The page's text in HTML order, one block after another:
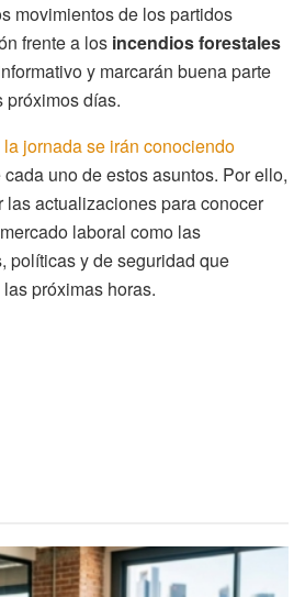
movimientos de los partidos
frente a los incendios forestales
y marcarán buena parte
próximos días.
jornada se irán conociendo
cada uno de estos asuntos. Por ello,
las actualizaciones para conocer
laboral como las
políticas y de seguridad que
próximas horas.